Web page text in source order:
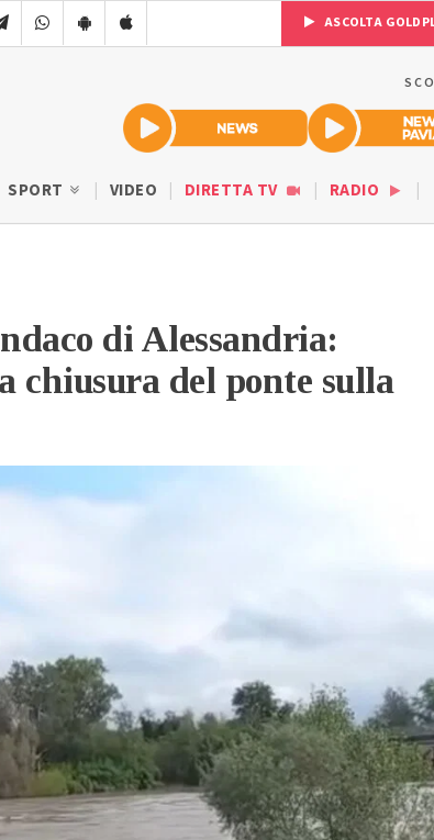
ASCOLTA
SPORT VIDEO DIRETTA TV RADIO
di Alessandria:
chiusura del ponte sulla